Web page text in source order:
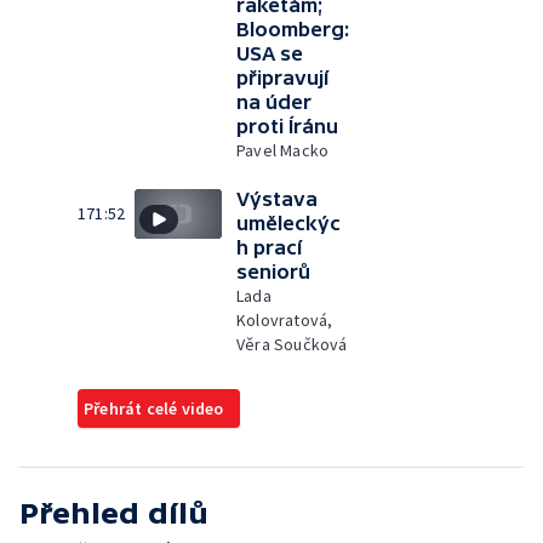
raketám;
Bloomberg:
USA se
připravují
na úder
proti Íránu
Pavel Macko
171:52
Výstava
uměleckýc
h prací
seniorů
Lada
Kolovratová,
Věra Součková
Přehrát celé video
Přehled dílů